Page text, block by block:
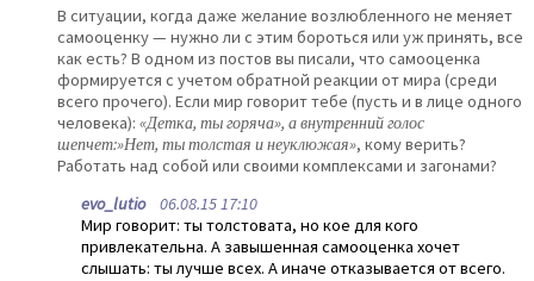
В ситуации, когда даже желание возлюбленного не меняет
самооценку — нужно ли с этим бороться или уж принять, все
как есть? В одном из постов вы писали, что самооценка
формируется с учетом обратной реакции от мира (среди
всего прочего). Если мир говорит тебе (пусть и в лице одного
человека): «Детка, ты горяча», а внутренний голос
шепчет:»Нет, ты толстая и неуклюжая», кому верить?
Работать над собой или своими комплексами и загонами?
evo_lutio06.08.15 17:10
Мир говорит: ты толстовата, но кое для кого
привлекательна. А завышенная самооценка хочет
слышать: ты лучше всех. А иначе отказывается от всего.